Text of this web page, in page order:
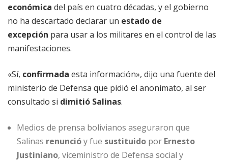
económica del país en cuatro décadas, y el gobierno
no ha descartado declarar un estado de
excepción para usar a los militares en el control de las
manifestaciones.
«Sí, confirmada esta información», dijo una fuente del
ministerio de Defensa que pidió el anonimato, al ser
consultado si dimitió Salinas.
Medios de prensa bolivianos aseguraron que
Salinas renuncióy fue sustituido por Ernesto
Justiniano, viceministro de Defensa social y